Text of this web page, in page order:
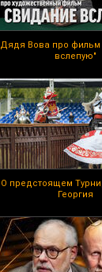
Дядя Вова про фильм
вслепую"
О предстоящем
Георгия